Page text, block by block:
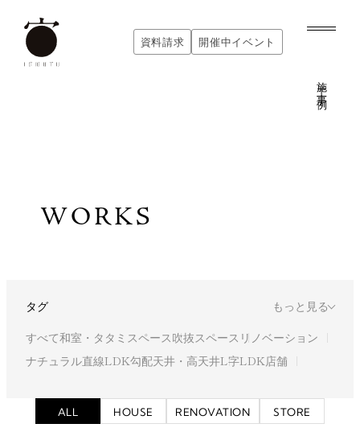
資料請求
資料請求
開催中イベント
開催中イベント
WORKS
施工事例
タグ
もっと見る
すべて和室・タタミスペース吹抜スペース リノベーション
ナチュラル直線LDK勾配天井・高天井L字LDK店舗
スキップフロア
ホテルライク リビング階段飲食店
ALL HOUSE RENOVATION STORE